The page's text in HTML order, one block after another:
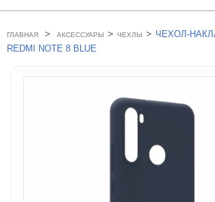
ГЛАВНАЯ > АКСЕССУАРЫ > ЧЕХЛЫ > ЧЕХОЛ-
REDMI NOTE 8 BLUE